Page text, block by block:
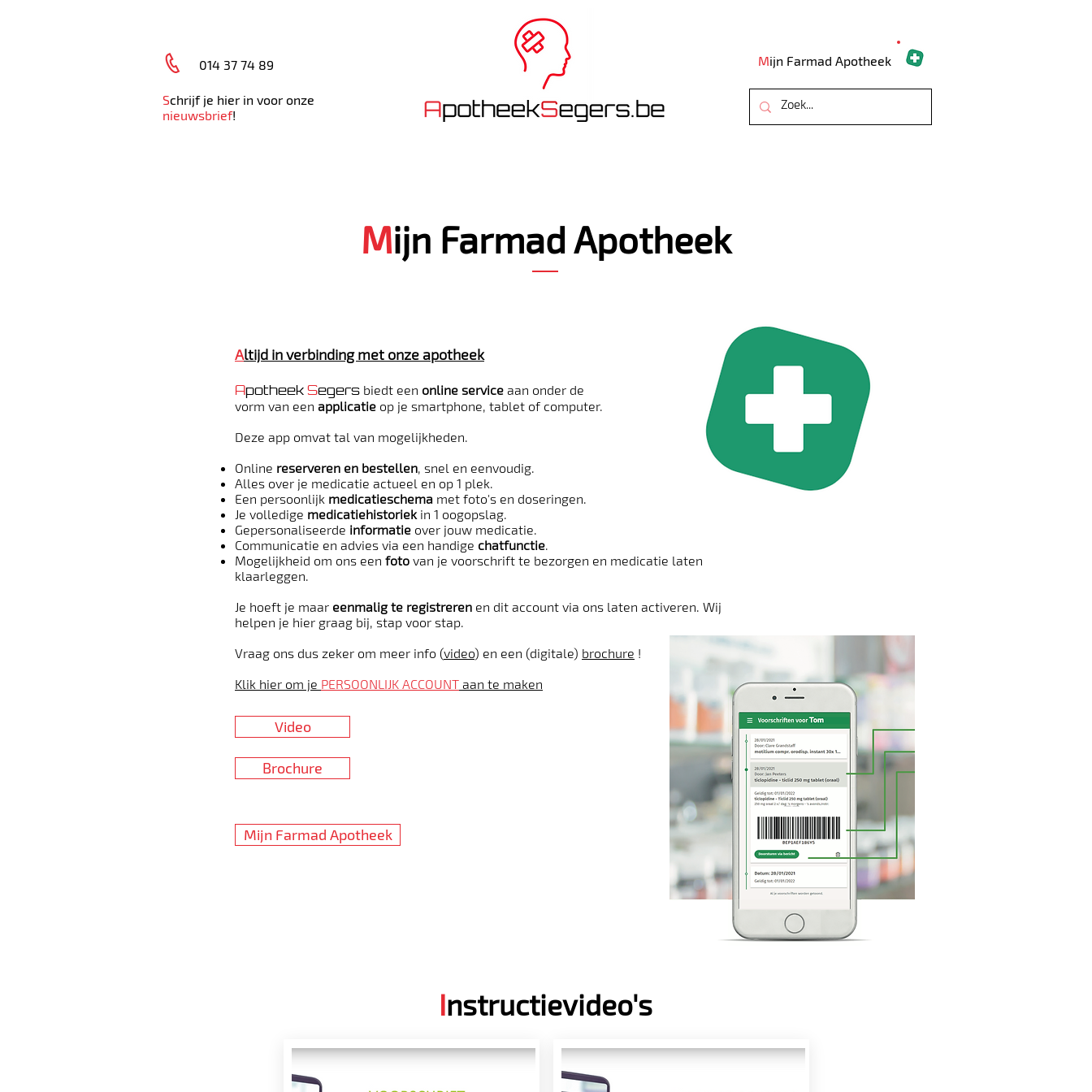
014 37 74 89
Schrijf je hier in voor onze
nieuwsbrief!
Mijn Farmad Apotheek
Mijn Farmad Apotheek
Altijd in verbinding met onze apotheek
ApotheekSegers biedt een online service aan onder de
vorm van een applicatie op je smartphone, tablet of computer.
Deze app omvat tal van mogelijkheden.
Online reserveren en bestellen, snel en eenvoudig.
Alles over je medicatie actueel en op 1 plek.
Een persoonlijk medicatieschema met foto's en doseringen.
Je volledige medicatiehistoriek in 1 oogopslag.
Gepersonaliseerde informatie over jouw medicatie.
Communicatie en advies via een handige chatfunctie.
Mogelijkheid om ons een foto van je voorschrift te bezorgen en medicatie laten
klaarleggen.
Je hoeft je maar eenmalig te registreren en dit account via ons laten activeren. Wij
helpen je hier graag bij, stap voor stap.
Vraag ons dus zeker om meer info (video) en een (digitale) brochure !
Klik hier om je PERSOONLIJK ACCOUNT aan te maken
Video
Brochure
Mijn Farmad Apotheek
Instructievideo's